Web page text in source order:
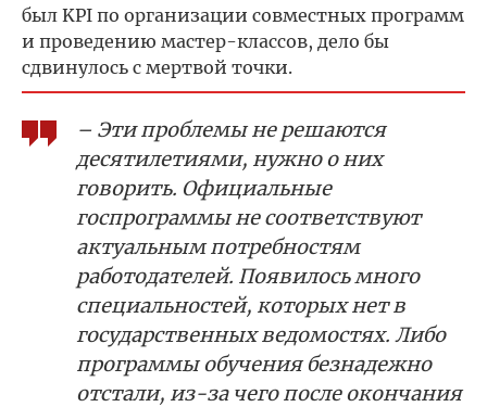
был KPI по организации совместных программ
и проведению мастер-классов, дело бы
сдвинулось с мертвой точки.
– Эти проблемы не решаются
десятилетиями, нужно о них
говорить. Официальные
госпрограммы не соответствуют
актуальным потребностям
работодателей. Появилось много
специальностей, которых нет в
государственных ведомостях. Либо
программы обучения безнадежно
отстали, из-за чего после окончания